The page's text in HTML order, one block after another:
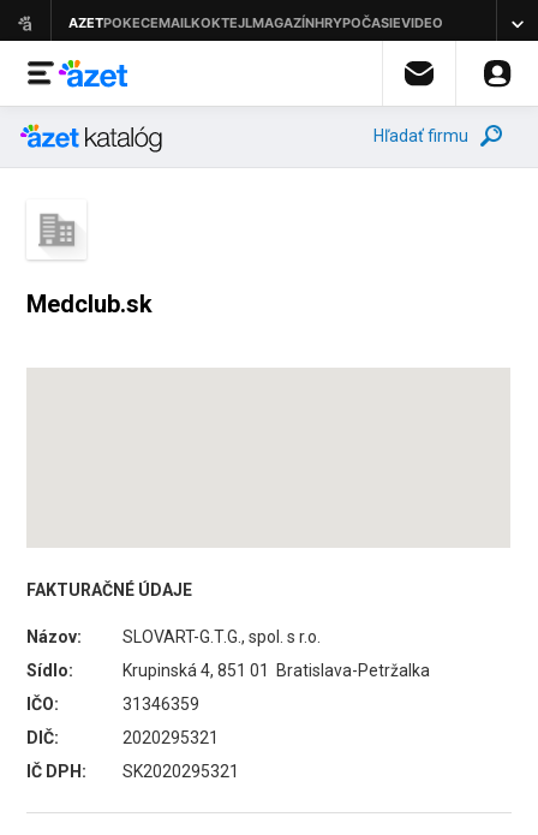
Hľadať firmu
Medclub.sk
FAKTURAČNÉ ÚDAJE
Názov:
SLOVART-G.T.G., spol. s r.o.
Sídlo:
Krupinská 4, 851 01 Bratislava-Petržalka
IČO:
31346359
DIČ:
2020295321
IČ DPH:
SK2020295321